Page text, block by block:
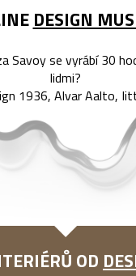
DESIGN
Savoy se vyrábí 30
lidmi?
1936, Alvar Aalto,
OD